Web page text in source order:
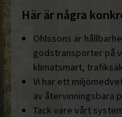
Här är några
Ohlssons är
godstransporter på
klimatsmart,
Vi har ett
av återvinningsbara
Tack vare vårt